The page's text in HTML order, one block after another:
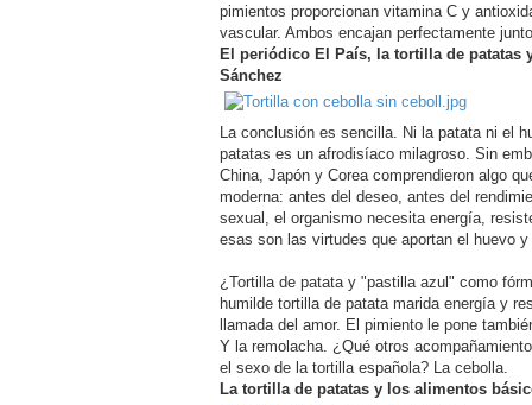
pimientos proporcionan vitamina C y
vascular. Ambos encajan perfectamente
El periódico El País, la tortilla de patatas
Sánchez
La conclusión es sencilla. Ni la patata ni el
patatas es un afrodisíaco milagroso. Sin
China, Japón y Corea comprendieron algo
moderna: antes del deseo, antes del
sexual, el organismo necesita energía,
esas son las virtudes que aportan el huevo
¿Tortilla de patata y "pastilla azul" como
humilde tortilla de patata marida energía y
llamada del amor. El pimiento le pone
Y la remolacha. ¿Qué otros
el sexo de la tortilla española? La cebolla.
La tortilla de patatas y los alimentos